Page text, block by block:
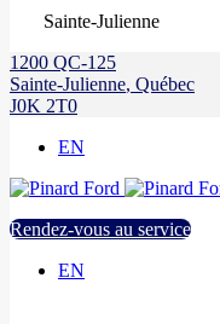
Sainte-Julienne
1200 QC-125
Sainte-Julienne, Québec
J0K 2T0
EN
Rendez-vous au service
EN